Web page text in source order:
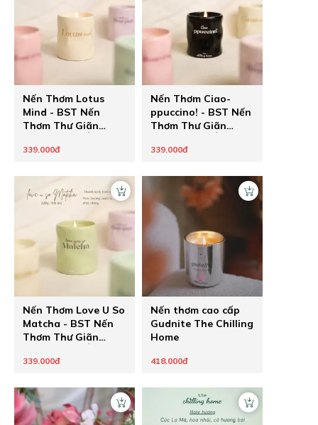
Nến Thơm Lotus
Mind - BST Nến
Thơm Thư Giãn
Healing Pastel của
Quà Tặng Chữa
Lành Cho Người
Thương
339.000đ
Nến Thơm Ciao-
ppuccino! - BST Nến
Thơm Thư Giãn
Healing Pastel của
Quà Tặng Chữa
Lành Cho Người
Thương
339.000đ
Nến Thơm Love U So
Matcha - BST Nến
Thơm Thư Giãn
Healing Pastel của
Quà Tặng Chữa
Lành Cho Người
Thương
339.000đ
Nến thơm cao cấp
Gudnite The Chilling
Home
418.000đ